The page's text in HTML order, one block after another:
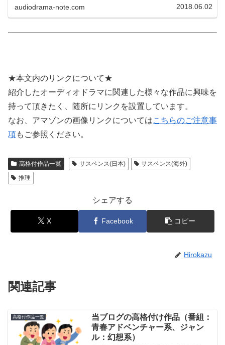
代ベスト作品アンケートの投票結果、年ごとのアンケート
ください。
audiodrama-note.com 2018.06.02
★本文内のリンクについて★
紹介したオーディオドラマに関連した様々な作品に興味を
持って頂きたく、随所にリンクを設置しています。
なお、アマゾンの画像リンクについてはこちらのご注意事
項もご参照ください。
高格付作品一覧 サスペンス(日本)
サスペンス(海外)
推理
シェアする
X Facebook コピー
Hirokazu
関連記事
高格付作品一覧
当ブログの高格付け作品（番組：
青春アドベンチャー系、ジャン
ル：幻想系）